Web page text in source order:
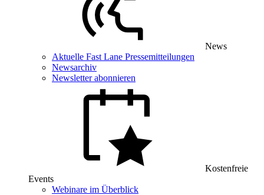
News
Aktuelle Fast Lane Pressemitteilungen
Newsarchiv
Newsletter abonnieren
Kostenfreie
Events
Webinare im Überblick